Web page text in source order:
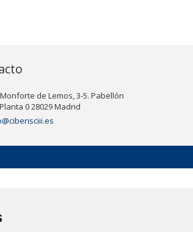
de Lemos, 3-5. Pabellón
0 28029 Madrid